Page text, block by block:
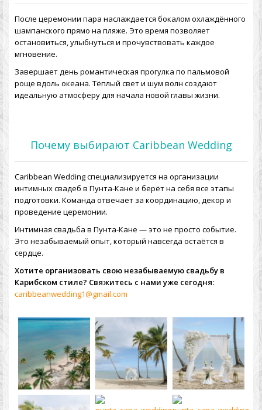
После церемонии пара наслаждается бокалом охлаждённого
шампанского прямо на пляже. Это время позволяет
остановиться, улыбнуться и прочувствовать каждое
мгновение.
Завершает день романтическая прогулка по пальмовой
роще вдоль океана. Тёплый свет и шум волн создают
идеальную атмосферу для начала новой главы жизни.
Почему выбирают Caribbean Wedding
Caribbean Wedding специализируется на организации
интимных свадеб в Пунта-Кане и берёт на себя все этапы
подготовки. Команда отвечает за координацию, декор и
проведение церемонии.
Интимная свадьба в Пунта-Кане — это не просто событие.
Это незабываемый опыт, который навсегда остаётся в
сердце.
Хотите организовать свою незабываемую свадьбу в
Карибском стиле? Свяжитесь с нами уже сегодня:
caribbeanwedding1@gmail.com